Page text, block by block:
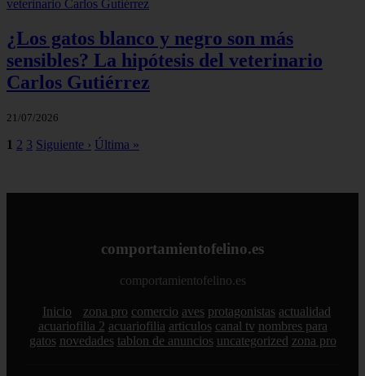
¿Los gatos blanco y negro son más
sensibles? La hipótesis del veterinario
Carlos Gutiérrez
21/07/2026
1 2 3 Siguiente › Última »
comportamientofelino.es
comportamientofelino.es
Inicio zona pro comercio aves protagonistas actualidad
acuariofilia 2 acuariofilia articulos canal tv nombres para
gatos novedades tablon de anuncios uncategorized zona pro